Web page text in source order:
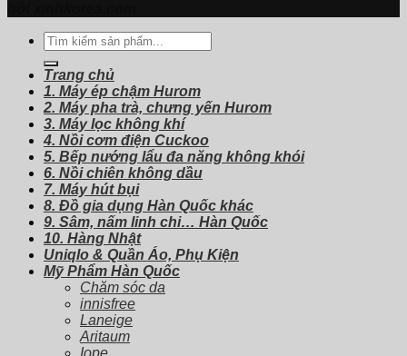
Tìm
kiếm:
Trang chủ
1. Máy ép chậm Hurom
2. Máy pha trà, chưng yến Hurom
3. Máy lọc không khí
4. Nồi cơm điện Cuckoo
5. Bếp nướng lẩu đa năng không khói
6. Nồi chiên không dầu
7. Máy hút bụi
8. Đồ gia dụng Hàn Quốc khác
9. Sâm, nấm linh chi… Hàn Quốc
10. Hàng Nhật
Uniqlo & Quần Áo, Phụ Kiện
Mỹ Phẩm Hàn Quốc
Chăm sóc da
innisfree
Laneige
Aritaum
Iope